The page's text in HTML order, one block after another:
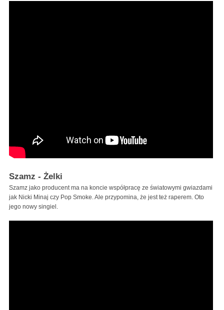
Szamz - Żelki
Szamz jako producent ma na koncie współpracę ze światowymi gwiazdami
jak Nicki Minaj czy Pop Smoke. Ale przypomina, że jest też raperem. Oto
jego nowy singiel.